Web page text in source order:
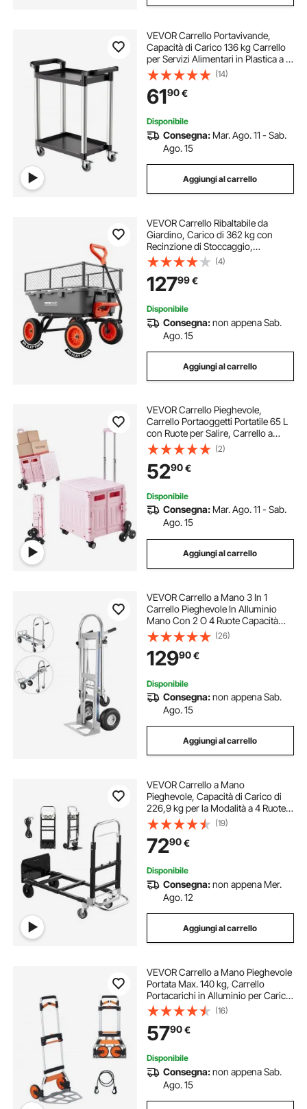
VEVOR Carrello Portavivande,
Capacità di Carico 136 kg Carrello
per Servizi Alimentari in Plastica a 2
Livelli da 620 x 410 mm con Ruote
Girevoli 360° per Magazzino,
Ufficio, Casa, Ristorante, Cucina
(14)
6190€
Disponibile
Consegna: Mar. Ago. 11 - Sab.
Ago. 15
Aggiungi al carrello
VEVOR Carrello Ribaltabile da
Giardino, Carico di 362 kg con
Recinzione di Stoccaggio,
Meccanismo di Scarico Rapido,
Ruote Girevoli, Maniglia Girevole,
Carrello da Giardino per Piante,
Terreno
(4)
12799€
Disponibile
Consegna:non appena Sab.
Ago. 15
Aggiungi al carrello
VEVOR Carrello Pieghevole,
Carrello Portaoggetti Portatile 65 L
con Ruote per Salire, Carrello a
Mano con Ruote Girevoli 360°
Maniglia Telescopica per l'Ufficio,
l'Insegnante, in Movimento, Rosa
(2)
5290€
Disponibile
Consegna: Mar. Ago. 11 - Sab.
Ago. 15
Aggiungi al carrello
VEVOR Carrello a Mano 3 In 1
Carrello Pieghevole In Alluminio
Mano Con 2 O 4 Ruote Capacità
250/350kg
(26)
12990€
Disponibile
Consegna:non appena Sab.
Ago. 15
Aggiungi al carrello
VEVOR Carrello a Mano
Pieghevole, Capacità di Carico di
226,9 kg per la Modalità a 4 Ruote,
Carrello a Mano Convertibile con
Ruote e Maniglia Regolabile, per
Traslochi di Casa, Ufficio,
Magazzino
(19)
7290€
Disponibile
Consegna:non appena Mer.
Ago. 12
Aggiungi al carrello
VEVOR Carrello a Mano Pieghevole
Portata Max. 140 kg, Carrello
Portacarichi in Alluminio per Carichi
Pesanti, Carrello Porta Carichi con
Maniglia Telescopica per Trasporto
Merci Oggetti da Magazzino
(16)
5790€
Disponibile
Consegna:non appena Sab.
Ago. 15